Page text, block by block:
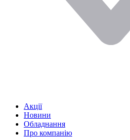
Акції
Новини
Обладнання
Про компанію